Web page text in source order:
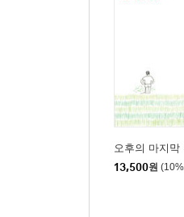
오후의 마지막
13,500원